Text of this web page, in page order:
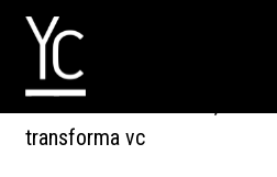
vc transforma a moda, a moda
transforma vc